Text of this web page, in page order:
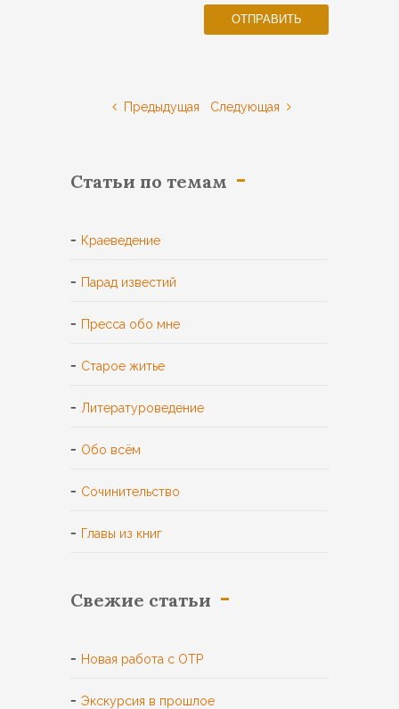
Предыдущая Следующая
Статьи по темам
Краеведение
Парад известий
Пресса обо мне
Старое житье
Литературоведение
Обо всём
Сочинительство
Главы из книг
Свежие статьи
Новая работа с ОТР
Экскурсия в прошлое